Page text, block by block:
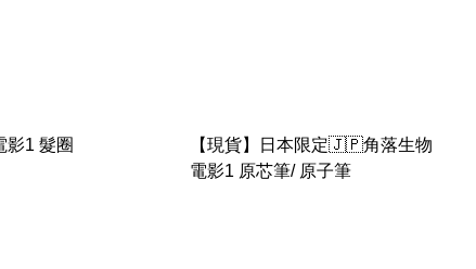
影1 髮圈
【現貨】日本限定🇯🇵角落生物
電影1 原芯筆/ 原子筆